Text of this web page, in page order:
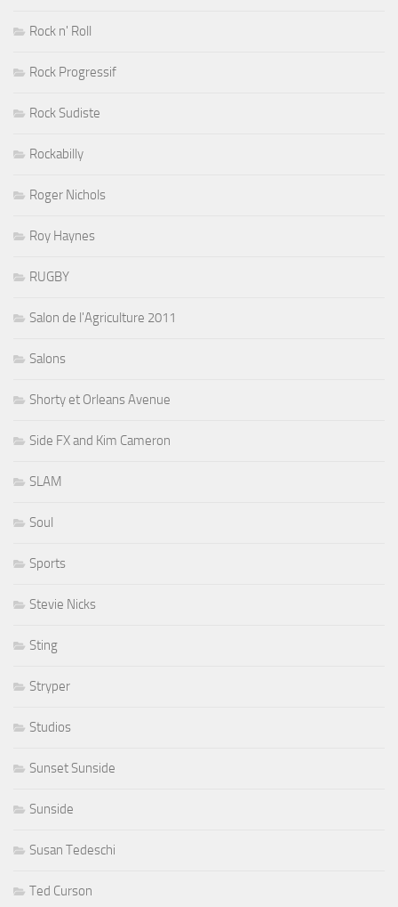
Rock n' Roll
Rock Progressif
Rock Sudiste
Rockabilly
Roger Nichols
Roy Haynes
RUGBY
Salon de l'Agriculture 2011
Salons
Shorty et Orleans Avenue
Side FX and Kim Cameron
SLAM
Soul
Sports
Stevie Nicks
Sting
Stryper
Studios
Sunset Sunside
Sunside
Susan Tedeschi
Ted Curson